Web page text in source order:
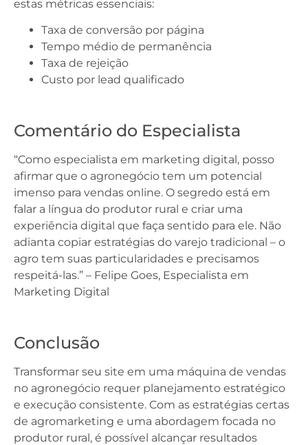
estas métricas essenciais:
Taxa de conversão por página
Tempo médio de permanência
Taxa de rejeição
Custo por lead qualificado
Comentário do Especialista
“Como especialista em marketing digital, posso
afirmar que o agronegócio tem um potencial
imenso para vendas online. O segredo está em
falar a língua do produtor rural e criar uma
experiência digital que faça sentido para ele. Não
adianta copiar estratégias do varejo tradicional – o
agro tem suas particularidades e precisamos
respeitá-las.” – Felipe Goes, Especialista em
Marketing Digital
Conclusão
Transformar seu site em uma máquina de vendas
no agronegócio requer planejamento estratégico
e execução consistente. Com as estratégias certas
de agromarketing e uma abordagem focada no
produtor rural, é possível alcançar resultados